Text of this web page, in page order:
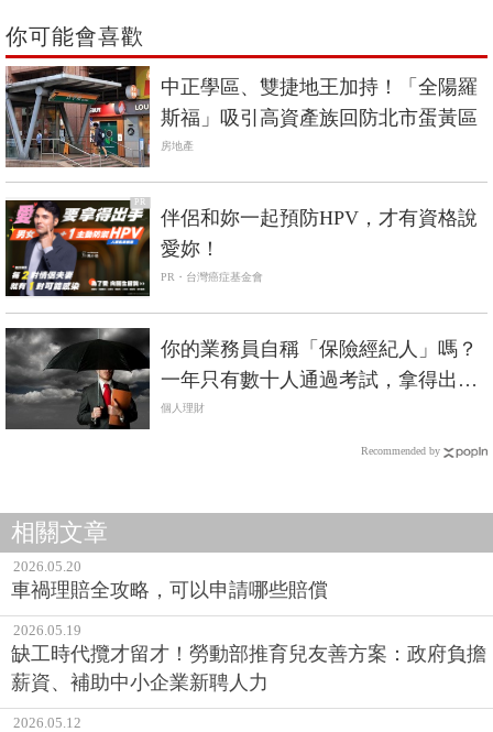
你可能會喜歡
中正學區、雙捷地王加持！「全陽羅
斯福」吸引高資產族回防北市蛋黃區
房地產
PR
伴侶和妳一起預防HPV，才有資格說
愛妳！
PR・台灣癌症基金會
你的業務員自稱「保險經紀人」嗎？
一年只有數十人通過考試，拿得出國
家證照才是真的
個人理財
Recommended by
相關文章
2026.05.20
車禍理賠全攻略，可以申請哪些賠償
2026.05.19
缺工時代攬才留才！勞動部推育兒友善方案：政府負擔
薪資、補助中小企業新聘人力
2026.05.12